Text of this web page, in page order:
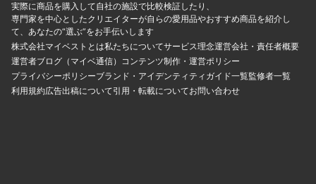
実際に商品を購入して自社の施設で比較検証したり、
専門家を中心としたクリエイターが自らの愛用品やおすすめ商品を紹介し
て、あなたの“選ぶ”をお手伝いします
株式会社マイベストとは私たちについてサービス理念運営会社・責任者概要
運営者ブログ（マイベ通信） コンテンツ制作・運営ポリシー
プライバシーポリシーブランド・アイデンティティ ガイド一覧監修者一覧
利用規約広告出稿について引用・転載についてお問い合わせ